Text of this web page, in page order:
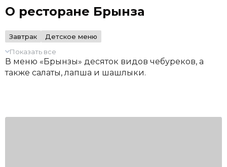
О ресторане Брынза
Завтрак
Детское меню
Показать все
В меню «Брынзы» десяток видов чебуреков, а
также салаты, лапша и шашлыки.